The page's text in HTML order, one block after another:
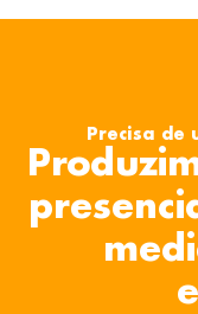
Precisa de